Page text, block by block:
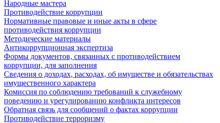
Народные мастера
Противодействие коррупции
Нормативные правовые и иные акты в сфере
противодействия коррупции
Методические материалы
Антикоррупционная экспертиза
Формы документов, связанных с противодействием
коррупции, для заполнения
Сведения о доходах, расходах, об имуществе и обязательствах
имущественного характера
Комиссия по соблюдению требований к служебному
поведению и урегулированию конфликта интересов
Обратная связь для сообщений о фактах коррупции
Противодействие терроризму